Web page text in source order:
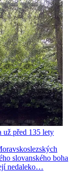
už před 135 lety
slovanského boha
nedaleko…